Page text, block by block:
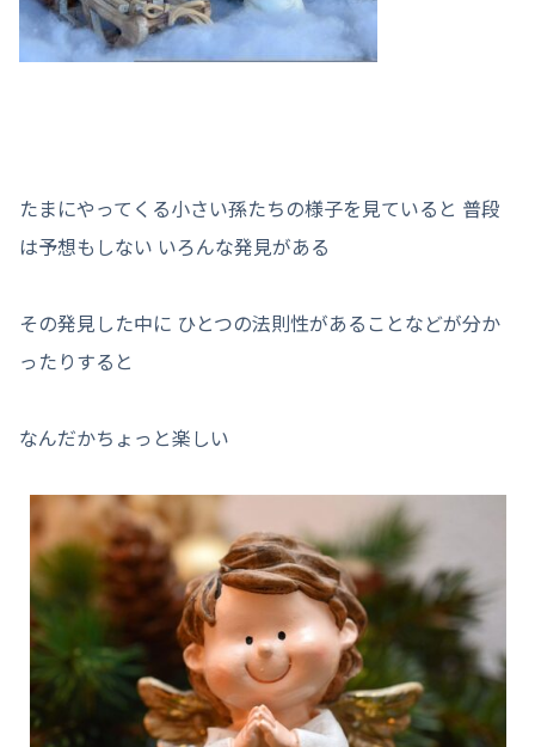
たまにやってくる小さい孫たちの様子を見ていると 普段
は予想もしない いろんな発見がある
その発見した中に ひとつの法則性があることなどが分か
ったりすると
なんだかちょっと楽しい